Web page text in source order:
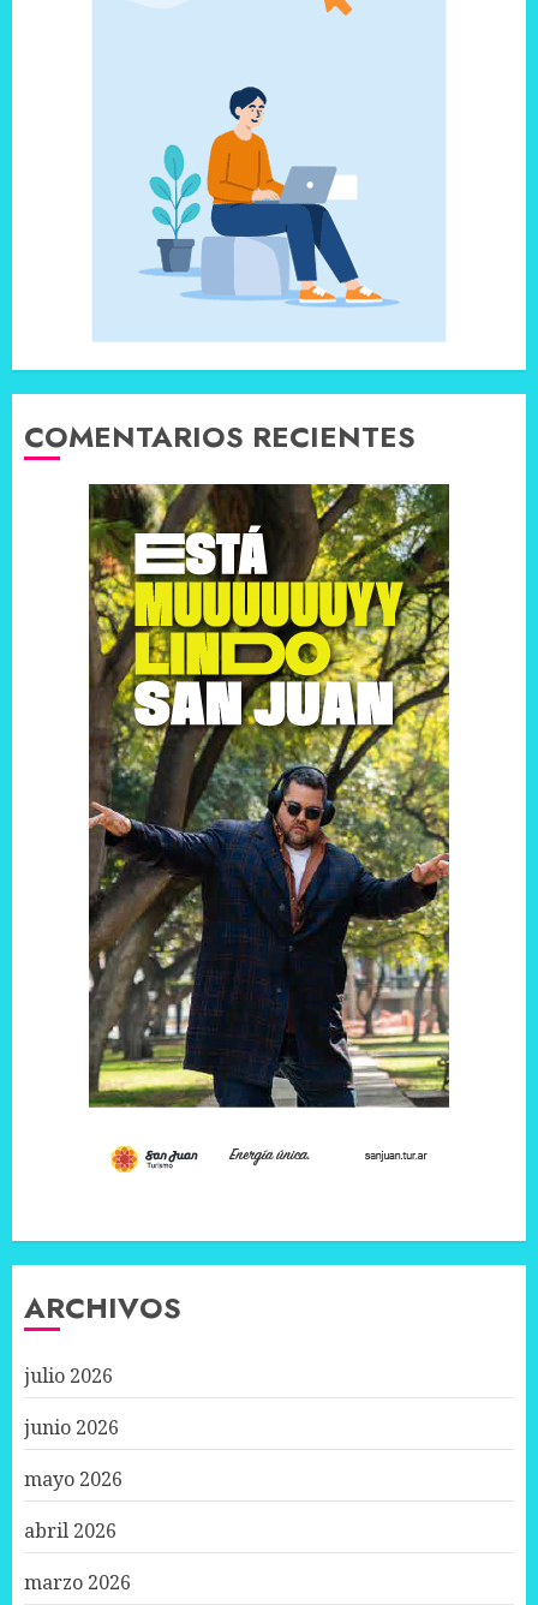
COMENTARIOS RECIENTES
ARCHIVOS
julio 2026
junio 2026
mayo 2026
abril 2026
marzo 2026